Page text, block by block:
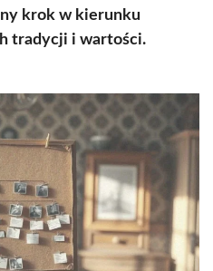
krok w kierunku
tradycji i wartości.